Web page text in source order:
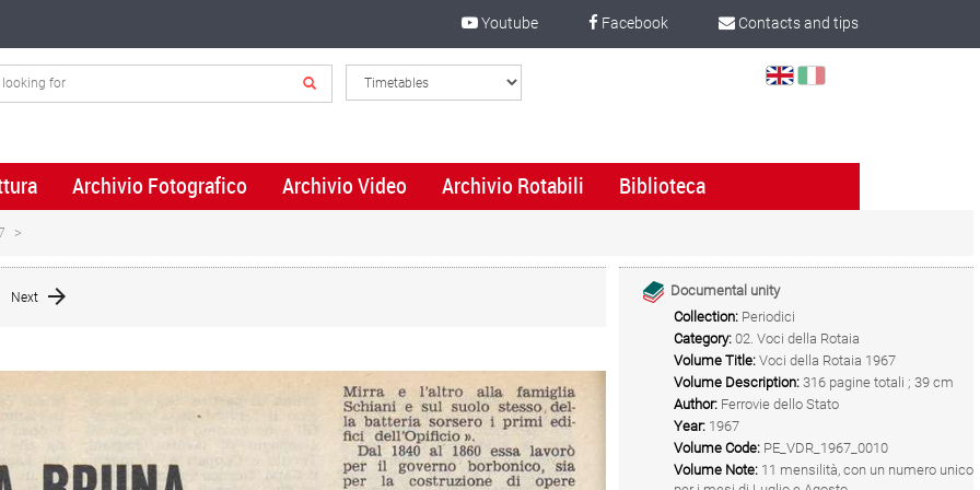
Contacts and tips
Facebook
Youtube
Select
Archivio Fotografico Archivio Video Archivio Rotabili Biblioteca
Next
Documental unity
Collection: Periodici
Category: 02. Voci della Rotaia
Volume Title: Voci della Rotaia 1967
Volume Description: 316 pagine totali ; 39 cm
Author: Ferrovie dello Stato
Year: 1967
Volume Code: PE_VDR_1967_0010
Volume Note: 11 mensilità, con un numero unico